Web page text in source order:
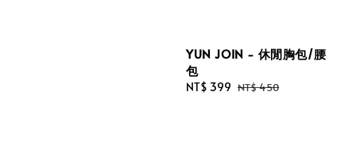
YUN JOIN - 休閒胸包/腰
包
Sale
NT$ 399 Regular
NT$ 450